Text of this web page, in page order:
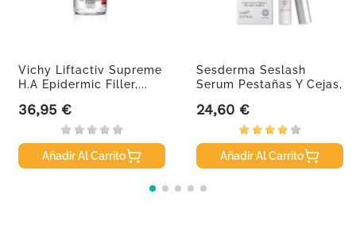
Vichy Liftactiv Supreme
H.A Epidermic Filler,...
Precio
36,95 €
Añadir Al Carrito
Sesderma Seslash
Serum Pestañas Y Cejas,
Precio
24,60 €
Añadir Al Carrito